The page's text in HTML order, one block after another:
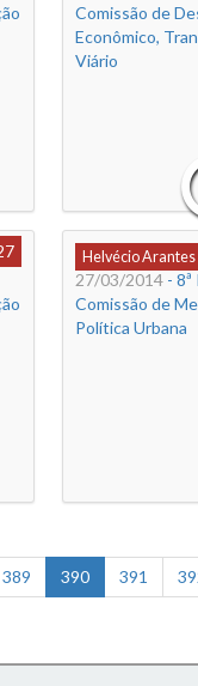
Comissão de
Econômico,
Viário
Helvécio Arantes
27/03/2014- 8ª
Comissão de
Política Urbana
389 390 391